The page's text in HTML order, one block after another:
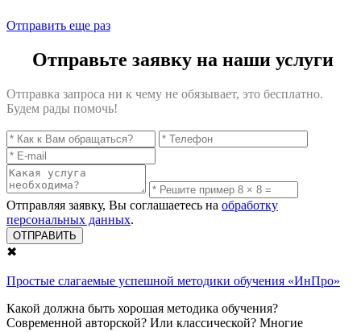
Отправить еще раз
Отправьте заявку на наши услуги
Отправка запроса ни к чему не обязывает, это бесплатно.
Будем рады помочь!
Отправляя заявку, Вы соглашаетесь на обработку
персональных данных.
✖
Простые слагаемые успешной методики обучения «ИнПро»
Какой должна быть хорошая методика обучения?
Современной авторской? Или классической? Многие